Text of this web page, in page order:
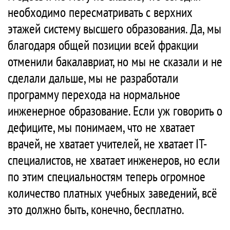
необходимо пересматривать с верхних
этажей систему высшего образования. Да, мы
благодаря общей позиции всей фракции
отменили бакалавриат, но мы не сказали и не
сделали дальше, мы не разработали
программу перехода на нормальное
инженерное образование. Если уж говорить о
дефиците, мы понимаем, что не хватает
врачей, не хватает учителей, не хватает IТ-
специалистов, не хватает инженеров, но если
по этим специальностям теперь огромное
количество платных учебных заведений, всё
это должно быть, конечно, бесплатно.